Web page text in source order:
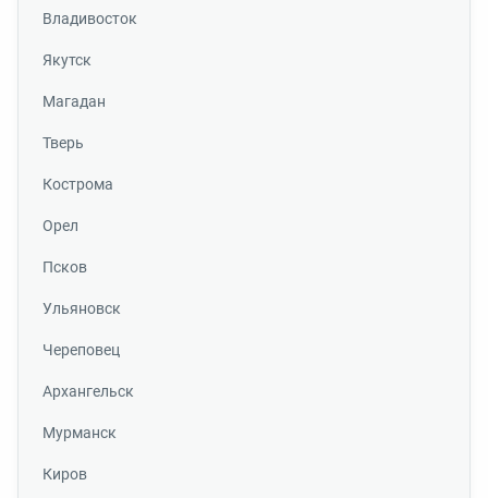
Владивосток
Якутск
Магадан
Тверь
Кострома
Орел
Псков
Ульяновск
Череповец
Архангельск
Мурманск
Киров